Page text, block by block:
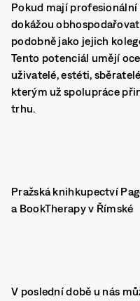
Pokud mají
dokážou
podobně jako jejich
Tento potenciál umějí
uživatelé, estéti,
kterým už spolupráce
trhu.
Pražská knihkupectví
a BookTherapy v Římské
V poslední době u nás